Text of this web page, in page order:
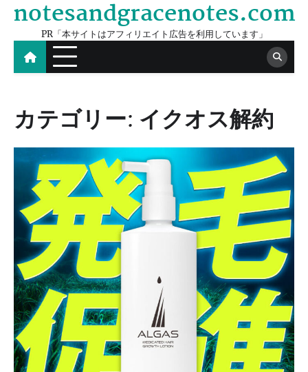
Skip
content
notesandgracenotes.com
PR「本サイトはアフィリエイト広告を利用しています」
カテゴリー: イクオス解約